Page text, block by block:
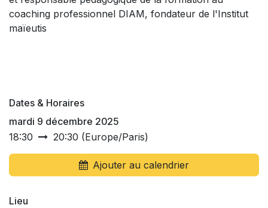
coaching professionnel DIAM, fondateur de l'Institut
maïeutis
Dates & Horaires
mardi 9 décembre 2025
18:30
20:30 (Europe/Paris)
Ajouter au calendrier
Lieu